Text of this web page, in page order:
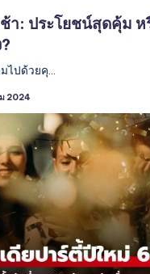
า: ประโยชน์สุดคุ้ม ห
ไปด้วยคุ…
2024